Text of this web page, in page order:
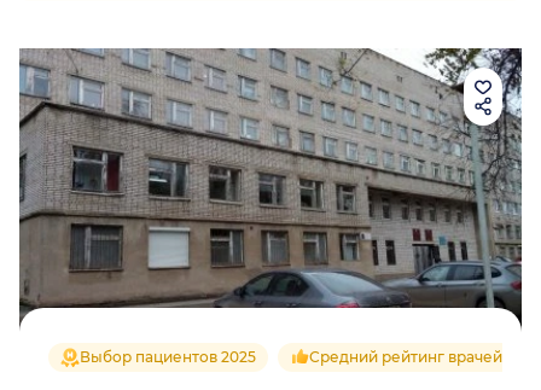
Выбор пациентов 2025 Средний рейтинг врачей 4.1